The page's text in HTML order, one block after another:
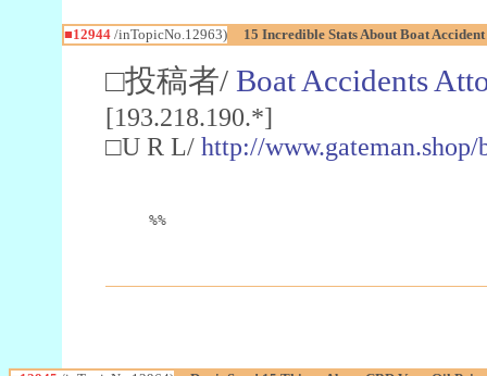
■12944/inTopicNo.12963) 15 Incredible Stats About Boat
□投稿者/ Boat Accidents
[193.218.190.*]
□U R L/ http://
%%